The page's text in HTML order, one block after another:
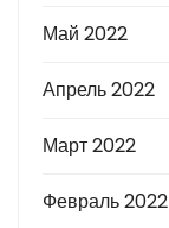
Май 2022
Апрель 2022
Март 2022
Февраль 2022